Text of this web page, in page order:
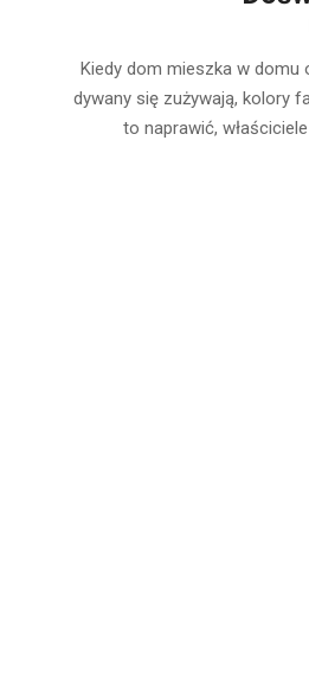
Kiedy dom mieszka w domu
dywany się zużywają, kolory
to naprawić,